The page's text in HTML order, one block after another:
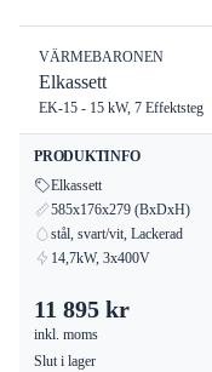
VÄRMEBARONEN
Elkassett
EK-15 - 15 kW, 7 Effektsteg
PRODUKTINFO
Elkassett
585x176x279 (BxDxH)
stål, svart/vit, Lackerad
14,7kW, 3x400V
11 895 kr
inkl. moms
Slut i lager